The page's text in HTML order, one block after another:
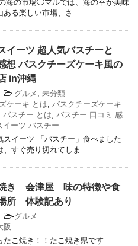
海の市場◯マルでは、海の幸が美味
ある楽しい市場、さ ...
イーツ 超人気バスチーと
想 バスクチーズケーキ風の
in沖縄
-グルメ , 未分類
ケーキ とは, バスクチーズケーキ
バスチー とは, バスチー 口コミ 感
イーツ バスチー
スイーツ 「バスチー」食べました
、すぐ売り切れてしま ...
き 会津屋 味の特徴や食
所 体験記あり
-グルメ
阪
たこ焼き！！たこ焼き県です